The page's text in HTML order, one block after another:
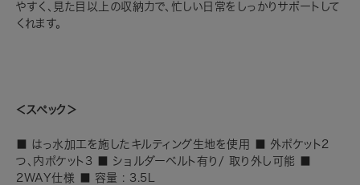
やすく、見た目以上の収納力で、忙しい日常をしっかりサポートして
くれます。
＜スペック＞
■ はっ水加工を施したキルティング生地を使用 ■ 外ポケット2
つ、内ポケット3 ■ ショルダーベルト有り/ 取り外し可能 ■
2WAY仕様 ■ 容量 : 3.5L